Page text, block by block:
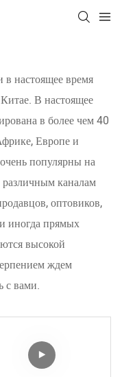
настоящее время
В настоящее
в более чем 40
Европе и
популярны на
каналам
оптовиков,
иногда прямых
высокой
ждем
с вами.